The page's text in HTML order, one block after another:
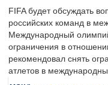
FIFA будет обсуждать
российских команд в
Международный
ограничения в
рекомендовал снять
атлетов в